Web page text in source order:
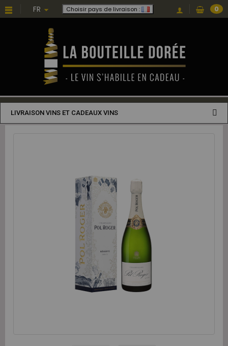
FR Choisir pays de livraison : 0
LIVRAISON VINS ET CADEAUX VINS